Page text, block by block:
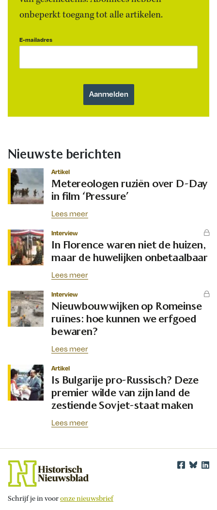
onbeperkt toegang tot alle artikelen.
E-mailadres
Nieuwste berichten
Artikel
Metereologen ruziën over D-Day
in film ‘Pressure’
Lees meer
Interview
In Florence waren niet de huizen,
maar de huwelijken onbetaalbaar
Lees meer
Interview
Nieuwbouwwijken op Romeinse
ruïnes: hoe kunnen we erfgoed
bewaren?
Lees meer
Artikel
Is Bulgarije pro-Russisch? Deze
premier wilde van zijn land de
zestiende Sovjet-staat maken
Lees meer
Schrijf je in vooronze nieuwsbrief